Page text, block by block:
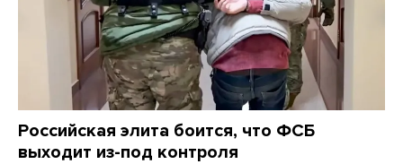
Российская элита боится, что ФСБ
выходит из-под контроля